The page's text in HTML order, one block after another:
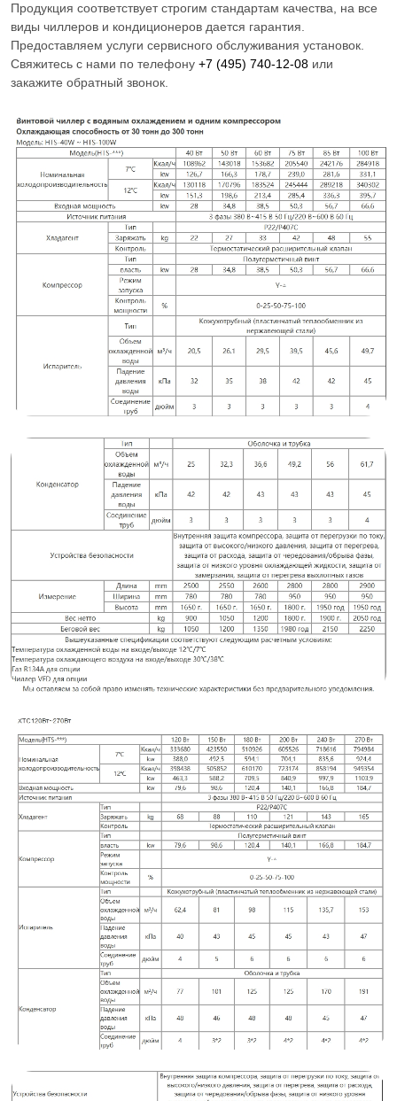
Продукция соответствует строгим стандартам качества, на все
виды чиллеров и кондиционеров дается гарантия.
Предоставляем услуги сервисного обслуживания установок.
Свяжитесь с нами по телефону +7 (495) 740-12-08 или
закажите обратный звонок.